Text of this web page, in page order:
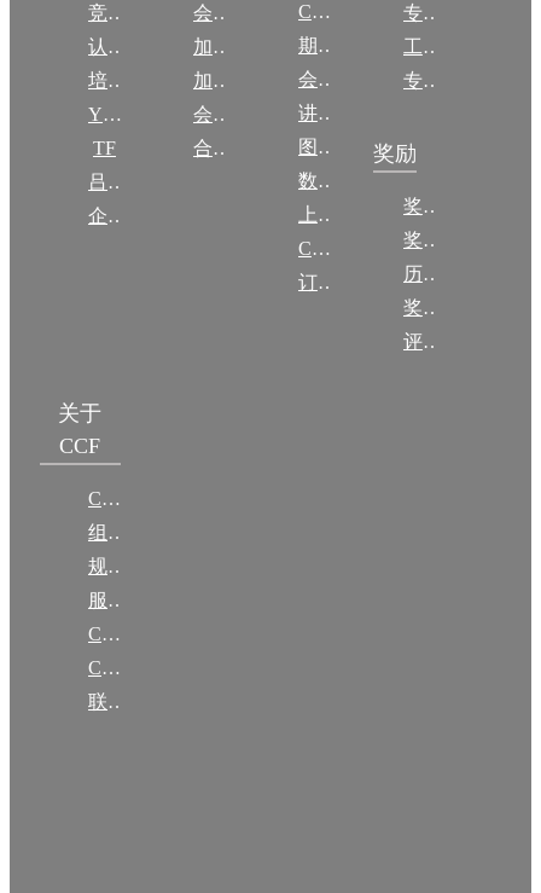
竞赛
认证
培训
YOCSEF
TF
吕梁振兴
企智会
会员权益
加入CCF
加入CCF
会员交费
合作伙伴
CCCF
期刊
会议
讲稿
图集
数图编审委员会
上传/发布作品
CCF DL Focus
订阅《计算》
专委条例
工作问答
专委名单
奖励
奖励动态
奖励目录
历年获奖名单
奖项推荐
评奖条例
关于
CCF
CCF简介
组织机构
规章
服务项目
CCF大事记
CCF创建60周年
联系我们